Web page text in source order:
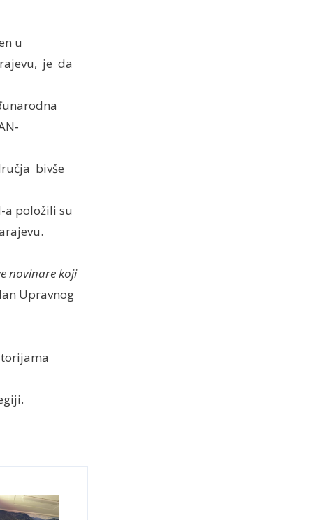
u
je da
bivše
a položili su
novinare koji
Upravnog